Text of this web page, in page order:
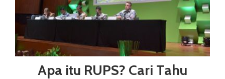
Apa itu RUPS? Cari Tahu